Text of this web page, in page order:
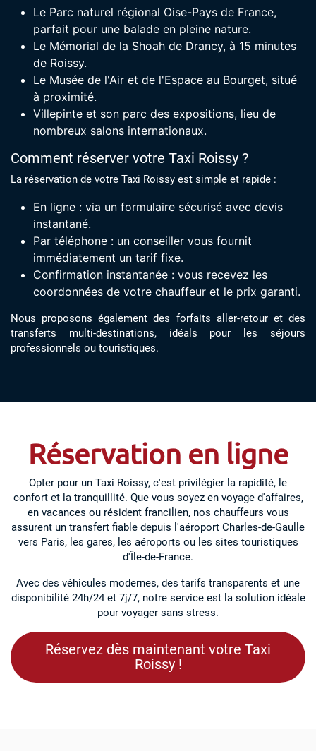
Le Parc naturel régional Oise-Pays de France,
parfait pour une balade en pleine nature.
Le Mémorial de la Shoah de Drancy, à 15 minutes
de Roissy.
Le Musée de l'Air et de l'Espace au Bourget, situé
à proximité.
Villepinte et son parc des expositions, lieu de
nombreux salons internationaux.
Comment réserver votre Taxi Roissy ?
La réservation de votre Taxi Roissy est simple et rapide :
En ligne : via un formulaire sécurisé avec devis
instantané.
Par téléphone : un conseiller vous fournit
immédiatement un tarif fixe.
Confirmation instantanée : vous recevez les
coordonnées de votre chauffeur et le prix garanti.
Nous proposons également des forfaits aller-retour et des
transferts multi-destinations, idéals pour les séjours
professionnels ou touristiques.
Réservation en ligne
Opter pour un Taxi Roissy, c'est privilégier la rapidité, le
confort et la tranquillité. Que vous soyez en voyage d'affaires,
en vacances ou résident francilien, nos chauffeurs vous
assurent un transfert fiable depuis l'aéroport Charles-de-Gaulle
vers Paris, les gares, les aéroports ou les sites touristiques
d'Île-de-France.
Avec des véhicules modernes, des tarifs transparents et une
disponibilité 24h/24 et 7j/7, notre service est la solution idéale
pour voyager sans stress.
Réservez dès maintenant votre Taxi
Roissy !